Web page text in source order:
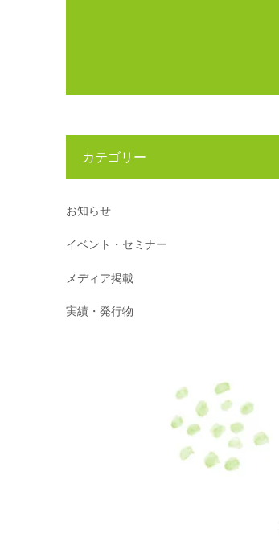
カテゴリー
お知らせ
イベント・セミナー
メディア掲載
実績・発行物